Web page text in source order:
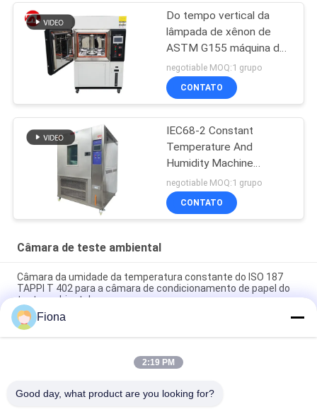
Do tempo vertical da
lâmpada de xênon de
ASTM G155 máquina de
teste resistente
negotiable MOQ:1 grupo
CONTATO
IEC68-2 Constant
Temperature And
Humidity Machine
programável
negotiable MOQ:1 grupo
CONTATO
Câmara de teste ambiental
Câmara da umidade da temperatura constante do ISO 187
TAPPI T 402 para a câmara de condicionamento de papel do
teste ambiental
NSS composto seco e molhado Aass Cass da câmara 60L
120L do teste de corrosão do pulverizador de sal
Câmara Desktop do teste da umidade da temperatura,
Fiona
2:19 PM
Good day, what product are you looking for?